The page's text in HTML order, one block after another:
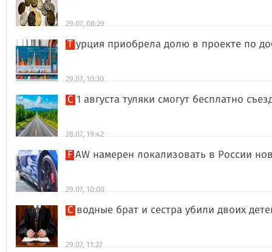
29.07, 08:29
Турция приобрела долю в проекте по
29.07, 10:30
С 1 августа туляки смогут бесплатно
28.07, 19:42
FAW намерен локализовать в России
29.07, 10:00
Сводные брат и сестра убили двоих
29.07, 11:27